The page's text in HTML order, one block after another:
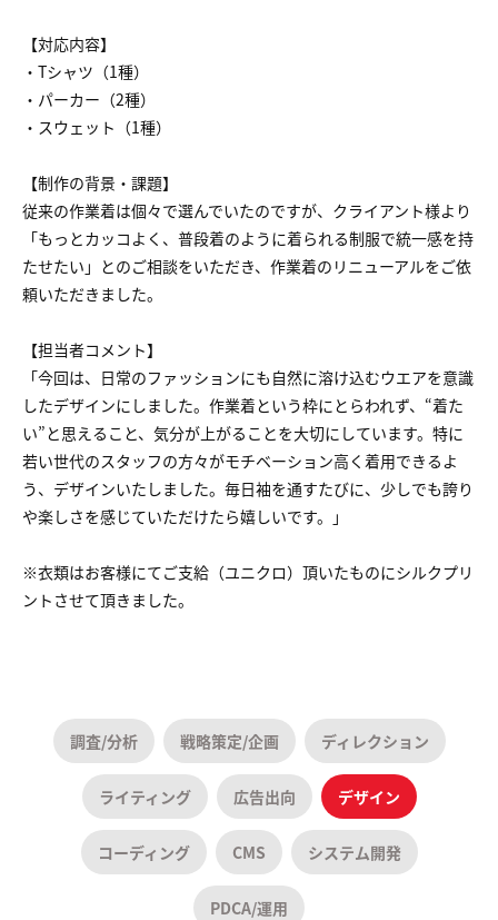
【対応内容】
・Tシャツ（1種）
・パーカー（2種）
・スウェット（1種）
【制作の背景・課題】
従来の作業着は個々で選んでいたのですが、クライアント様より
「もっとカッコよく、普段着のように着られる制服で統一感を持
たせたい」とのご相談をいただき、作業着のリニューアルをご依
頼いただきました。
【担当者コメント】
「今回は、日常のファッションにも自然に溶け込むウエアを意識
したデザインにしました。作業着という枠にとらわれず、“着た
い”と思えること、気分が上がることを大切にしています。特に
若い世代のスタッフの方々がモチベーション高く着用できるよ
う、デザインいたしました。毎日袖を通すたびに、少しでも誇り
や楽しさを感じていただけたら嬉しいです。」
※衣類はお客様にてご支給（ユニクロ）頂いたものにシルクプリ
ントさせて頂きました。
調査/分析 戦略策定/企画 ディレクション
ライティング 広告出向 デザイン
コーディング CMS システム開発
PDCA/運用